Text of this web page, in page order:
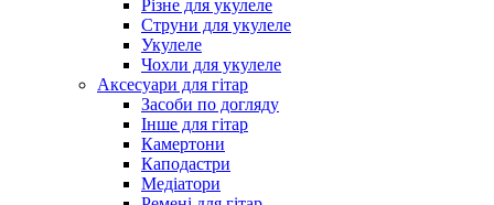
Різне для укулеле
Струни для укулеле
Укулеле
Чохли для укулеле
Аксесуари для гітар
Засоби по догляду
Інше для гітар
Камертони
Каподастри
Медіатори